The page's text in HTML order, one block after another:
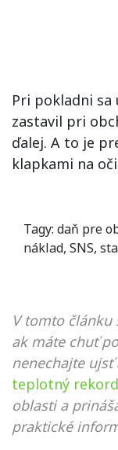
Pri pokladni sa
zastavil pri
ďalej. A to je
klapkami na
Tagy: daň pre
náklad, SNS,
V tomto článku
ak máte chuť
nenechajte
teplotný rekord
oblasti a
praktické